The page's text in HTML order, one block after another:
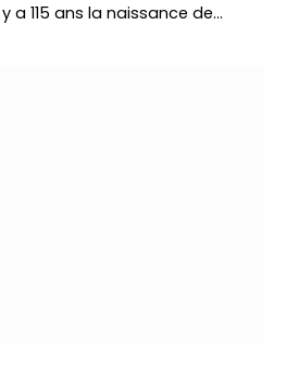
a 115 ans la naissance de…